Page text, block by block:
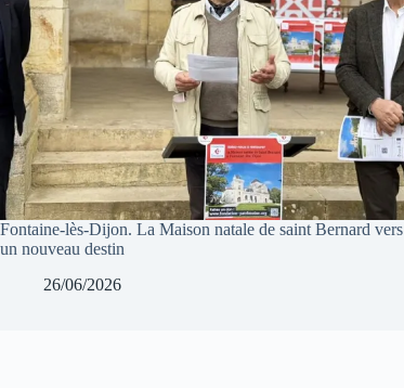
Fontaine-lès-Dijon. La Maison natale de saint Bernard vers
un nouveau destin
26/06/2026